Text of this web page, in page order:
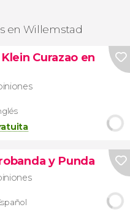
en Willemstad
Curazao en
y Punda